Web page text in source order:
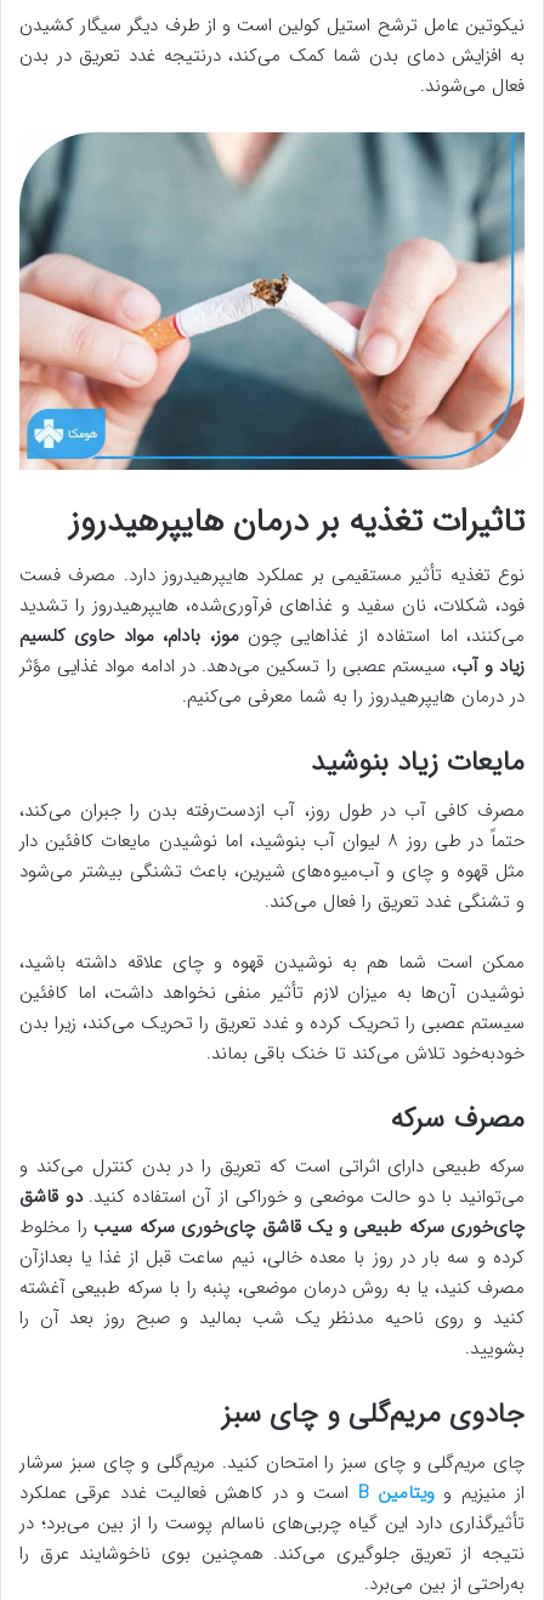
نیکوتین عامل ترشح استیل کولین است و از طرف دیگر سیگار کشیدن
به افزایش دمای بدن شما کمک می‌کند، درنتیجه غدد تعریق در بدن
فعال می‌شوند.
تاثیرات تغذیه بر درمان هایپرهیدروز
نوع تغذیه تأثیر مستقیمی بر عملکرد هایپرهیدروز دارد. مصرف فست
فود، شکلات، نان سفید و غذاهای فرآوری‌شده، هایپرهیدروز را تشدید
می‌کنند، اما استفاده از غذاهایی چونموز، بادام، مواد حاوی کلسیم
زیاد و آب، سیستم عصبی را تسکین می‌دهد. در ادامه مواد غذایی مؤثر
در درمان هایپرهیدروز را به شما معرفی می‌کنیم.
مایعات زیاد بنوشید
مصرف کافی آب در طول روز، آب ازدست‌رفته بدن را جبران می‌کند،
حتماً در طی روز ۸ لیوان آب بنوشید، اما نوشیدن مایعات کافئین دار
مثل قهوه و چای و آب‌میوه‌های شیرین، باعث تشنگی بیشتر می‌شود
و تشنگی غدد تعریق را فعال می‌کند.
ممکن است شما هم به نوشیدن قهوه و چای علاقه داشته باشید،
نوشیدن آن‌ها به میزان لازم تأثیر منفی نخواهد داشت، اما کافئین
سیستم عصبی را تحریک کرده و غدد تعریق را تحریک می‌کند، زیرا بدن
خودبه‌خود تلاش می‌کند تا خنک باقی بماند.
مصرف سرکه
سرکه طبیعی دارای اثراتی است که تعریق را در بدن کنترل می‌کند و
می‌توانید با دو حالت موضعی و خوراکی از آن استفاده کنید.دو قاشق
چای‌خوری سرکه طبیعی و یک قاشق چای‌خوری سرکه سیب را مخلوط
کرده و سه بار در روز با معده خالی، نیم ساعت قبل از غذا یا بعدازآن
مصرف کنید، یا به روش درمان موضعی، پنبه را با سرکه طبیعی آغشته
کنید و روی ناحیه مدنظر یک شب بمالید و صبح روز بعد آن را
بشویید.
جادوی مریم‌گلی و چای سبز
چای مریم‌گلی و چای سبز را امتحان کنید. مریم‌گلی و چای سبز سرشار
از منیزیم و ویتامین B
است و در کاهش فعالیت غدد عرقی عملکرد
تأثیرگذاری دارد این گیاه چربی‌های ناسالم پوست را از بین می‌برد؛ در
نتیجه از تعریق جلوگیری می‌کند. همچنین بوی ناخوشایند عرق را
به‌راحتی از بین می‌برد.